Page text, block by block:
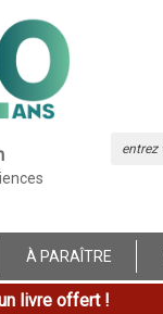
À PARAÎTRE
livre offert !